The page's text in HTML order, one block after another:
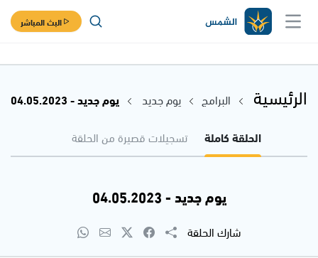
البث المباشر
الرئيسية البرامج يوم جديد
يوم جديد - 04.05.2023
الحلقة كاملة
تسجيلات قصيرة من الحلقة
يوم جديد - 04.05.2023
شارك الحلقة